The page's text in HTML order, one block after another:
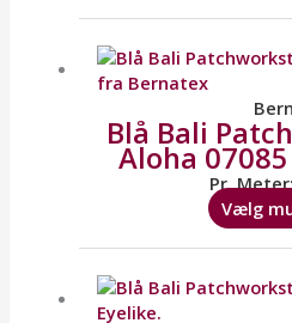
Blå Bali
Aloha
Pr.
Vælg